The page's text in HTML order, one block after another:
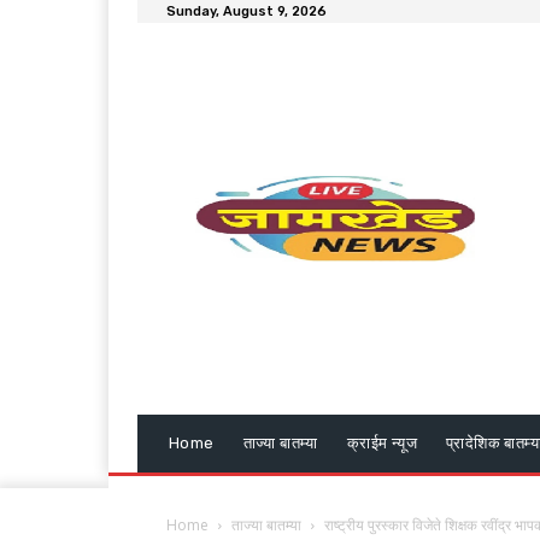
Sunday, August 9, 2026
Home ताज्या बातम्या क्राईम न्यूज प्रादेशिक
Home ताज्या बातम्या राष्ट्रीय पुरस्कार विजेते शिक्षक रवींद्र